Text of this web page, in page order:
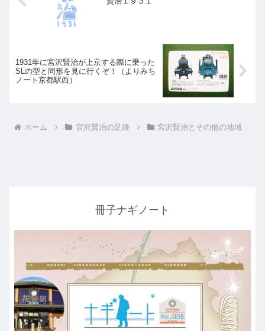
1931年に宮沢賢治が上京する際に乗った
SLの型と同形を見に行くぞ！（よりみち
ノート京都駅西）
ホーム 宮沢賢治の足跡 宮沢賢治とその他の地域
冊子ナギノート